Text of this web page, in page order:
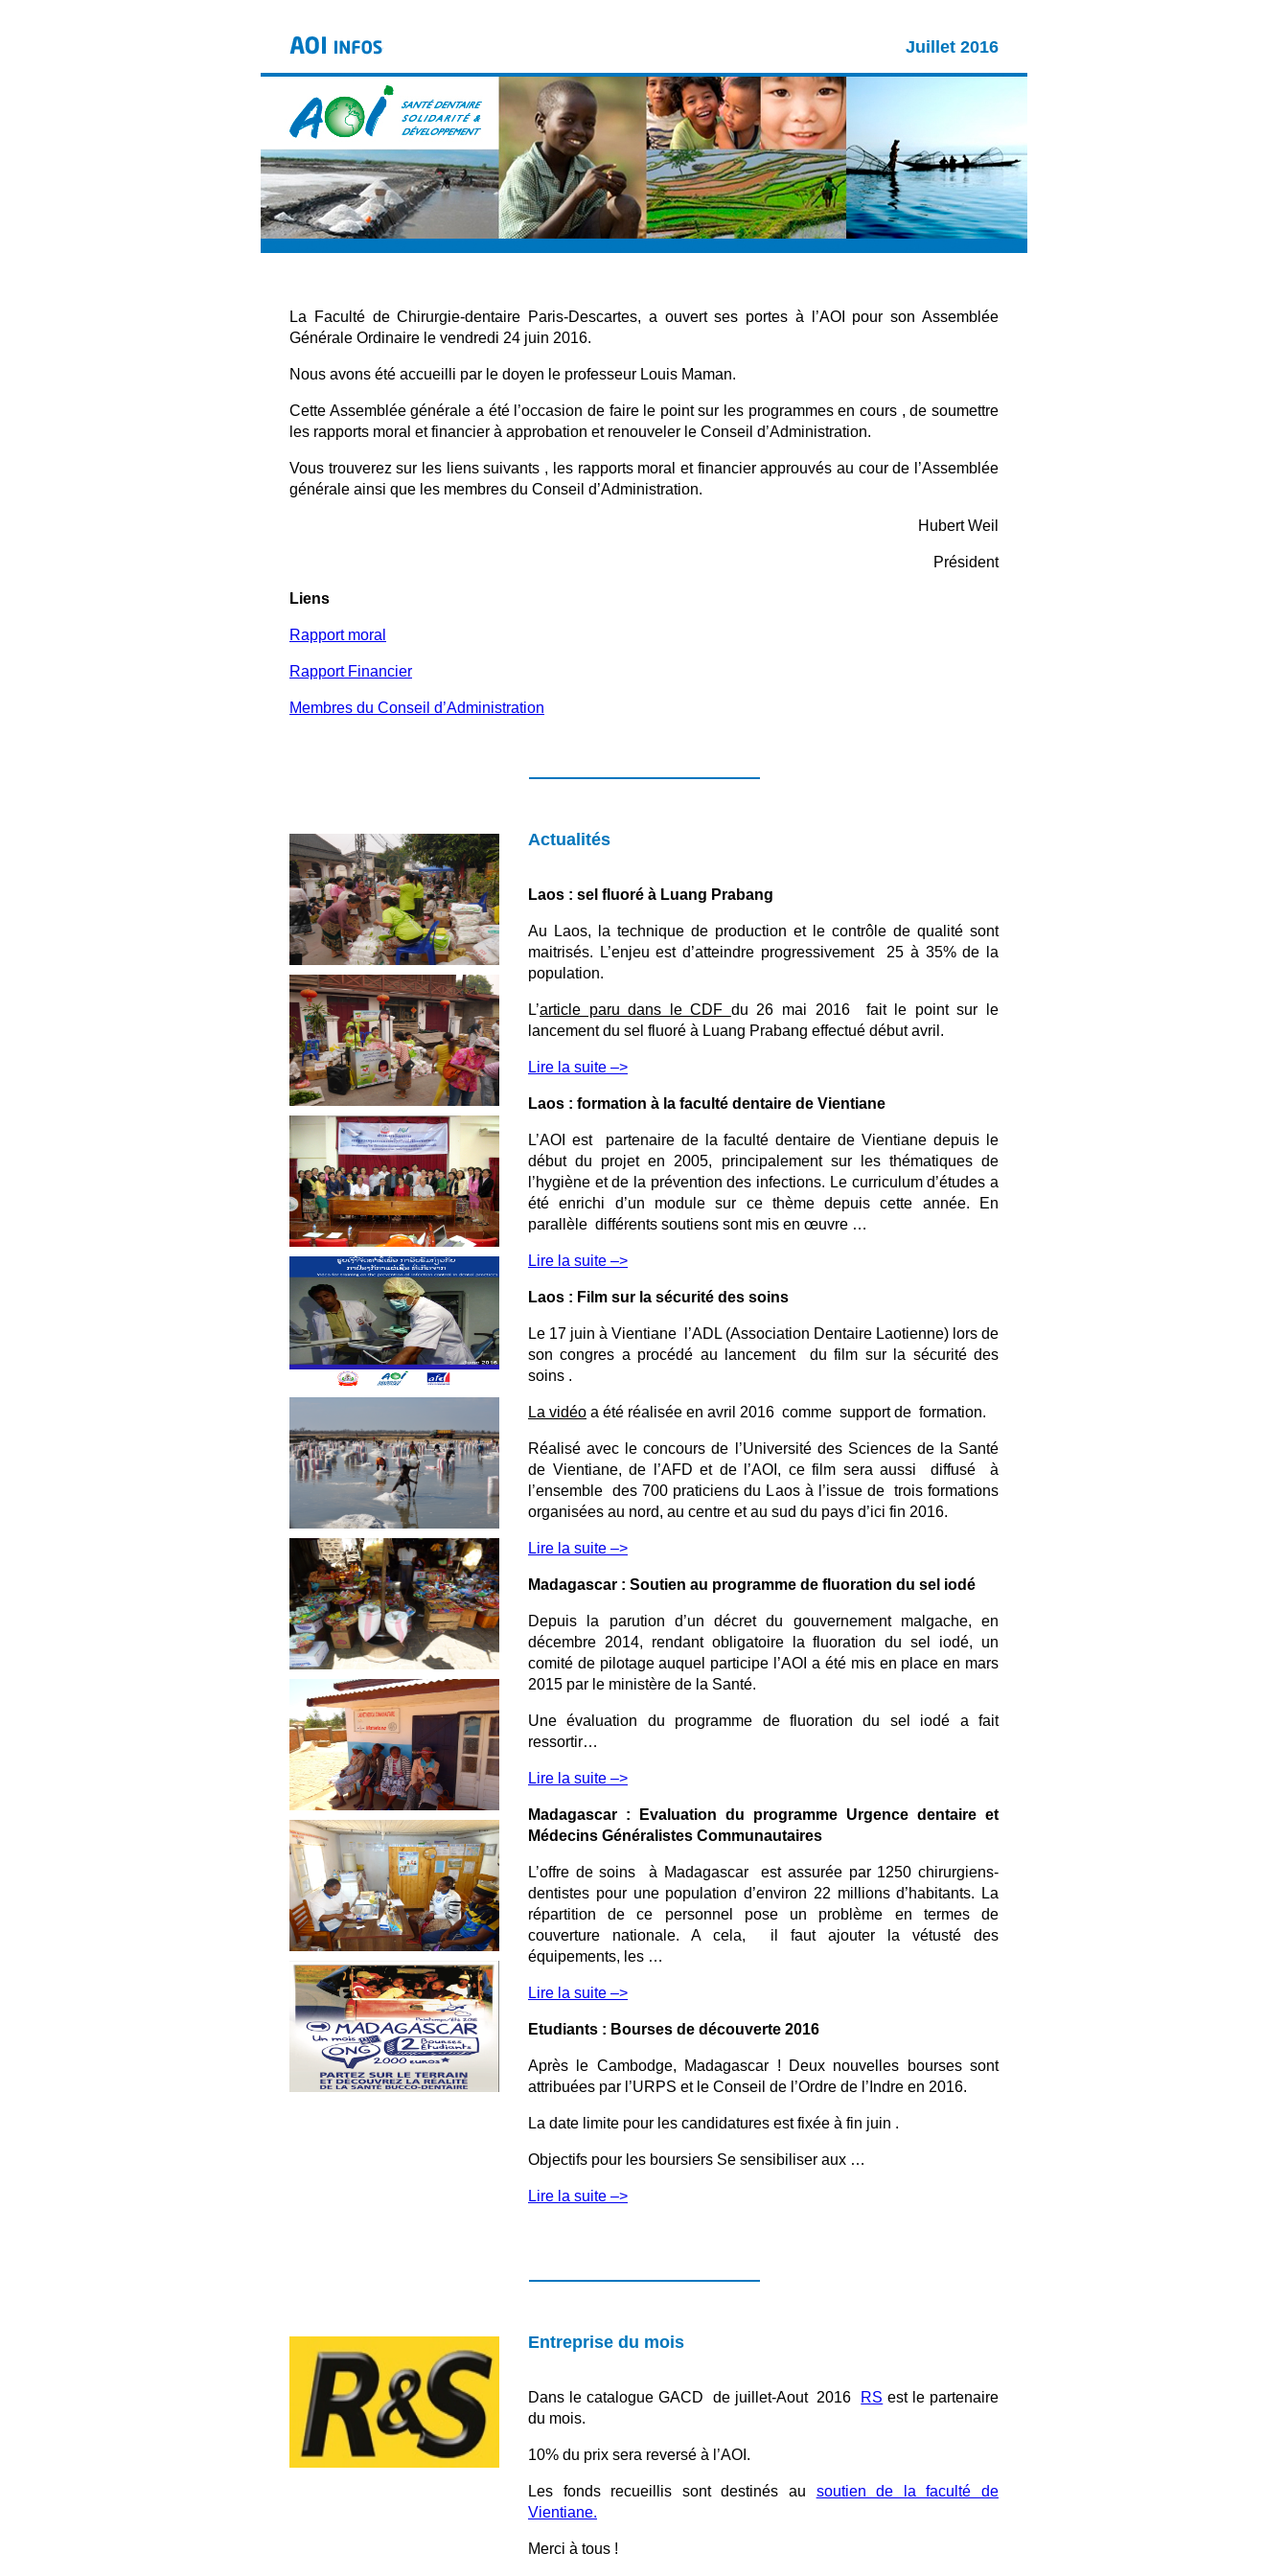
Juillet 2016
La Faculté de Chirurgie-dentaire Paris-Descartes, a ouvert ses portes à l’AOI pour son Assemblée
Générale Ordinaire le vendredi 24 juin 2016.
Nous avons été accueilli par le doyen le professeur Louis Maman.
Cette Assemblée générale a été l’occasion de faire le point sur les programmes en cours , de soumettre
les rapports moral et financier à approbation et renouveler le Conseil d’Administration.
Vous trouverez sur les liens suivants , les rapports moral et financier approuvés au cour de l’Assemblée
générale ainsi que les membres du Conseil d’Administration.
Hubert Weil
Président
Liens
Rapport moral
Rapport Financier
Membres du Conseil d’Administration
Actualités
Laos : sel fluoré à Luang Prabang
Au Laos, la technique de production et le contrôle de qualité sont
maitrisés. L’enjeu est d’atteindre progressivement 25 à 35% de la
population.
L’article paru dans le CDF du 26 mai 2016 fait le point sur le
lancement du sel fluoré à Luang Prabang effectué début avril.
Lire la suite –>
Laos : formation à la faculté dentaire de Vientiane
L’AOI est partenaire de la faculté dentaire de Vientiane depuis le
début du projet en 2005, principalement sur les thématiques de
l’hygiène et de la prévention des infections. Le curriculum d’études a
été enrichi d’un module sur ce thème depuis cette année. En
parallèle différents soutiens sont mis en œuvre …
Lire la suite –>
Laos : Film sur la sécurité des soins
Le 17 juin à Vientiane
l’ADL (Association Dentaire Laotienne) lors de
son congres a procédé au lancement
du film sur la sécurité des
soins .
La vidéo a été réalisée en avril 2016 comme support de formation.
Réalisé avec le concours de l’Université des Sciences de la Santé
de Vientiane, de l’AFD et de l’AOI, ce film sera aussi diffusé à
l’ensemble des 700 praticiens du Laos à l’issue de trois formations
organisées au nord, au centre et au sud du pays d’ici fin 2016.
Lire la suite –>
Madagascar : Soutien au programme de fluoration du sel iodé
Depuis la parution d’un décret du gouvernement malgache, en
décembre 2014, rendant obligatoire la fluoration du sel iodé, un
comité de pilotage auquel participe l’AOI a été mis en place en mars
2015 par le ministère de la Santé.
Une évaluation du programme de fluoration du sel iodé a fait
ressortir…
Lire la suite –>
Madagascar : Evaluation du programme Urgence dentaire et
Médecins Généralistes Communautaires
L’offre de soins à Madagascar est assurée par 1250 chirurgiens-
dentistes pour une population d’environ 22 millions d’habitants. La
répartition de ce personnel pose un problème en termes de
couverture nationale. A cela, il faut ajouter la vétusté des
équipements, les …
Lire la suite –>
Etudiants : Bourses de découverte 2016
Après le Cambodge, Madagascar ! Deux nouvelles bourses sont
attribuées par l’URPS et le Conseil de l’Ordre de l’Indre en 2016.
La date limite pour les candidatures est fixée à fin juin .
Objectifs pour les boursiers Se sensibiliser aux …
Lire la suite –>
Entreprise du mois
Dans le catalogue GACD de juillet-Aout 2016 RS est le partenaire
du mois.
10% du prix sera reversé à l’AOI.
Les fonds recueillis sont destinés au
soutien de la faculté de
Vientiane.
Merci à tous !